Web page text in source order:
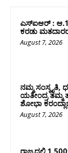
ಎಸ್‌ಐಆರ್‌ :
ಕರಡು
August 7, 2026
ನಮ್ಮ ಸಂಸ್ಕೃತಿ,
ಯತೀಂದ್ರ
ಶೋಭಾ
August 7, 2026
ರಾಜ್ಯದಲ್ಲಿ